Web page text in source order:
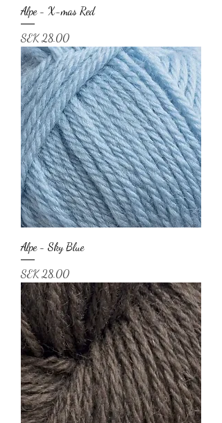
Alpe - X-mas Red
Price
SEK 28.00
Alpe - Sky Blue
Price
SEK 28.00